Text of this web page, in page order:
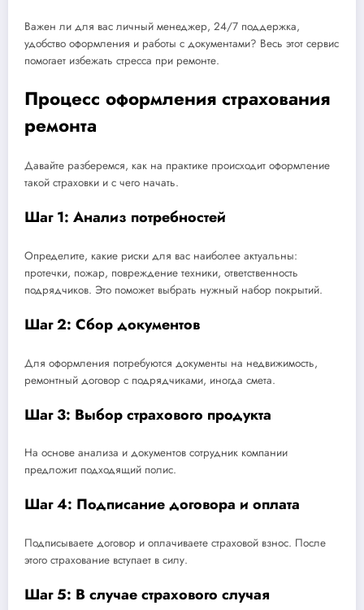
Важен ли для вас личный менеджер, 24/7 поддержка,
удобство оформления и работы с документами? Весь этот сервис
помогает избежать стресса при ремонте.
Процесс оформления страхования
ремонта
Давайте разберемся, как на практике происходит оформление
такой страховки и с чего начать.
Шаг 1: Анализ потребностей
Определите, какие риски для вас наиболее актуальны:
протечки, пожар, повреждение техники, ответственность
подрядчиков. Это поможет выбрать нужный набор покрытий.
Шаг 2: Сбор документов
Для оформления потребуются документы на недвижимость,
ремонтный договор с подрядчиками, иногда смета.
Шаг 3: Выбор страхового продукта
На основе анализа и документов сотрудник компании
предложит подходящий полис.
Шаг 4: Подписание договора и оплата
Подписываете договор и оплачиваете страховой взнос. После
этого страхование вступает в силу.
Шаг 5: В случае страхового случая